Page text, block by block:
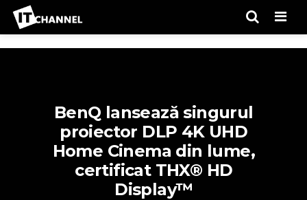
BenQ lansează singurul
proiector DLP 4K UHD
Home Cinema din lume,
certificat THX® HD
Display™